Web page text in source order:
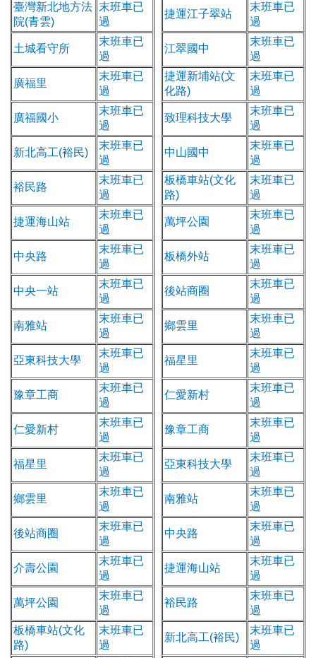
臺灣新北地方法
院(青雲)
末班車已
過
土城看守所
末班車已
過
廣福里
末班車已
過
廣福國小
末班車已
過
新北高工(裕民)
末班車已
過
裕民路
末班車已
過
捷運海山站
末班車已
過
中央路
末班車已
過
中央一站
末班車已
過
南雅站
末班車已
過
亞東科技大學
末班車已
過
豫章工商
末班車已
過
仁愛新村
末班車已
過
福星里
末班車已
過
鄉雲里
末班車已
過
後站商圈
末班車已
過
介壽公園
末班車已
過
萬坪公園
末班車已
過
板橋車站(文化
路)
末班車已
過
捷運江子翠站
末班車已
過
江翠國中
末班車已
過
捷運新埔站(文
化路)
末班車已
過
致理科技大學
末班車已
過
中山國中
末班車已
過
板橋車站(文化
路)
末班車已
過
萬坪公園
末班車已
過
板橋外站
末班車已
過
後站商圈
末班車已
過
鄉雲里
末班車已
過
福星里
末班車已
過
仁愛新村
末班車已
過
豫章工商
末班車已
過
亞東科技大學
末班車已
過
南雅站
末班車已
過
中央路
末班車已
過
捷運海山站
末班車已
過
裕民路
末班車已
過
新北高工(裕民)
末班車已
過